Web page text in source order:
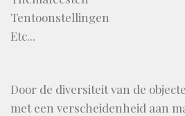
Tentoonstellingen
Etc...
Door de diversiteit van de
met een verscheidenheid aan